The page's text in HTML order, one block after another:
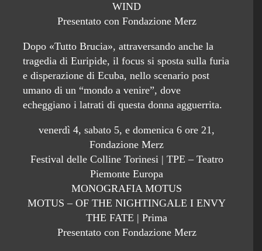
WIND
Presentato con Fondazione Merz
Dopo «Tutto Brucia», attraversando anche la
tragedia di Euripide, il focus si sposta sulla furia
e disperazione di Ecuba, nello scenario post
umano di un “mondo a venire”, dove
echeggiano i latrati di questa donna agguerrita.
venerdì 4, sabato 5, e domenica 6 ore 21,
Fondazione Merz
Festival delle Colline Torinesi | TPE – Teatro
Piemonte Europa
MONOGRAFIA MOTUS
MOTUS – OF THE NIGHTINGALE I ENVY
THE FATE | Prima
Presentato con Fondazione Merz